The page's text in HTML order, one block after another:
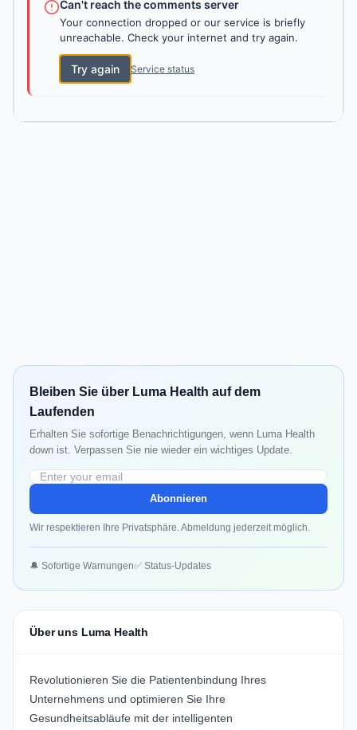
Can't reach the comments server
Your connection dropped or our service is briefly
unreachable. Check your internet and try again.
Try again Service status
Bleiben Sie über Luma Health auf dem
Laufenden
Erhalten Sie sofortige Benachrichtigungen, wenn Luma Health
down ist. Verpassen Sie nie wieder ein wichtiges Update.
Abonnieren
Wir respektieren Ihre Privatsphäre. Abmeldung jederzeit möglich.
🔔 Sofortige Warnungen✅ Status-Updates
Über uns Luma Health
Revolutionieren Sie die Patientenbindung Ihres
Unternehmens und optimieren Sie Ihre
Gesundheitsabläufe mit der intelligenten